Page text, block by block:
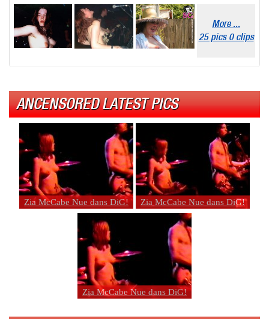
More ...
25 pics 0 clips
ANCENSORED LATEST PICS
Zia McCabe Nue dans DiG! Zia McCabe Nue dans DiG!
Zia McCabe Nue dans DiG!